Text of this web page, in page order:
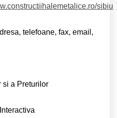
sibiu
telefoane, fax, email,
si a Preturilor